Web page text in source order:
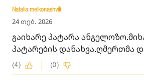
Natalia melkonashvili
24 თებ. 2026
გაიხარე პატარა
პატარების დანახვა.ღმერთმა
(4) (0)